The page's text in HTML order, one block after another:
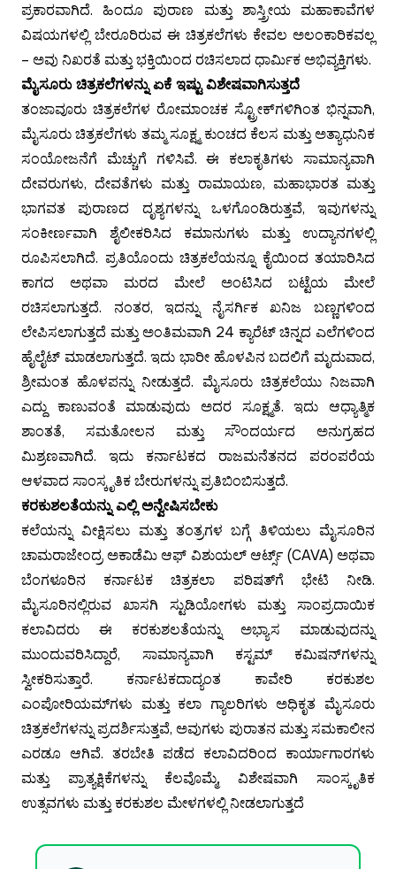
ಪ್ರಕಾರವಾಗಿದೆ. ಹಿಂದೂ ಪುರಾಣ ಮತ್ತು ಶಾಸ್ತ್ರೀಯ ಮಹಾಕಾವೆಗಳ
ವಿಷಯಗಳಲ್ಲಿ ಬೇರೂರಿರುವ ಈ ಚಿತ್ರಕಲೆಗಳು ಕೇವಲ ಅಲಂಕಾರಿಕವಲ್ಲ
– ಅವು ನಿಖರತೆ ಮತ್ತು ಭಕ್ತಿಯಿಂದ ರಚಿಸಲಾದ ಧಾರ್ಮಿಕ ಅಭಿವ್ಯಕ್ತಿಗಳು.
ಮೈಸೂರು ಚಿತ್ರಕಲೆಗಳನ್ನು ಏಕೆ ಇಷ್ಟು ವಿಶೇಷವಾಗಿಸುತ್ತದೆ
ತಂಜಾವೂರು ಚಿತ್ರಕಲೆಗಳ ರೋಮಾಂಚಕ ಸ್ಟ್ರೋಕ್‌ಗಳಿಗಿಂತ ಭಿನ್ನವಾಗಿ,
ಮೈಸೂರು ಚಿತ್ರಕಲೆಗಳು ತಮ್ಮ ಸೂಕ್ಷ್ಮ ಕುಂಚದ ಕೆಲಸ ಮತ್ತು ಅತ್ಯಾಧುನಿಕ
ಸಂಯೋಜನೆಗೆ ಮೆಚ್ಚುಗೆ ಗಳಿಸಿವೆ. ಈ ಕಲಾಕೃತಿಗಳು ಸಾಮಾನ್ಯವಾಗಿ
ದೇವರುಗಳು, ದೇವತೆಗಳು ಮತ್ತು ರಾಮಾಯಣ, ಮಹಾಭಾರತ ಮತ್ತು
ಭಾಗವತ ಪುರಾಣದ ದೃಶ್ಯಗಳನ್ನು ಒಳಗೊಂಡಿರುತ್ತವೆ, ಇವುಗಳನ್ನು
ಸಂಕೀರ್ಣವಾಗಿ ಶೈಲೀಕರಿಸಿದ ಕಮಾನುಗಳು ಮತ್ತು ಉದ್ಯಾನಗಳಲ್ಲಿ
ರೂಪಿಸಲಾಗಿದೆ. ಪ್ರತಿಯೊಂದು ಚಿತ್ರಕಲೆಯನ್ನೂ ಕೈಯಿಂದ ತಯಾರಿಸಿದ
ಕಾಗದ ಅಥವಾ ಮರದ ಮೇಲೆ ಅಂಟಿಸಿದ ಬಟ್ಟೆಯ ಮೇಲೆ
ರಚಿಸಲಾಗುತ್ತದೆ. ನಂತರ, ಇದನ್ನು ನೈಸರ್ಗಿಕ ಖನಿಜ ಬಣ್ಣಗಳಿಂದ
ಲೇಪಿಸಲಾಗುತ್ತದೆ ಮತ್ತು ಅಂತಿಮವಾಗಿ 24 ಕ್ಯಾರೆಟ್ ಚಿನ್ನದ ಎಲೆಗಳಿಂದ
ಹೈಲೈಟ್ ಮಾಡಲಾಗುತ್ತದೆ. ಇದು ಭಾರೀ ಹೊಳಪಿನ ಬದಲಿಗೆ ಮೃದುವಾದ,
ಶ್ರೀಮಂತ ಹೊಳಪನ್ನು ನೀಡುತ್ತದೆ. ಮೈಸೂರು ಚಿತ್ರಕಲೆಯು ನಿಜವಾಗಿ
ಎದ್ದು ಕಾಣುವಂತೆ ಮಾಡುವುದು ಅದರ ಸೂಕ್ಷ್ಮತೆ. ಇದು ಆಧ್ಯಾತ್ಮಿಕ
ಶಾಂತತೆ, ಸಮತೋಲನ ಮತ್ತು ಸೌಂದರ್ಯದ ಅನುಗ್ರಹದ
ಮಿಶ್ರಣವಾಗಿದೆ. ಇದು ಕರ್ನಾಟಕದ ರಾಜಮನೆತನದ ಪರಂಪರೆಯ
ಆಳವಾದ ಸಾಂಸ್ಕೃತಿಕ ಬೇರುಗಳನ್ನು ಪ್ರತಿಬಿಂಬಿಸುತ್ತದೆ.
ಕರಕುಶಲತೆಯನ್ನು ಎಲ್ಲಿ ಅನ್ವೇಷಿಸಬೇಕು
ಕಲೆಯನ್ನು ವೀಕ್ಷಿಸಲು ಮತ್ತು ತಂತ್ರಗಳ ಬಗ್ಗೆ ತಿಳಿಯಲು ಮೈಸೂರಿನ
ಚಾಮರಾಜೇಂದ್ರ ಅಕಾಡೆಮಿ ಆಫ್ ವಿಶುಯಲ್ ಆರ್ಟ್ಸ್ (CAVA) ಅಥವಾ
ಬೆಂಗಳೂರಿನ ಕರ್ನಾಟಕ ಚಿತ್ರಕಲಾ ಪರಿಷತ್‌ಗೆ ಭೇಟಿ ನೀಡಿ.
ಮೈಸೂರಿನಲ್ಲಿರುವ ಖಾಸಗಿ ಸ್ಟುಡಿಯೋಗಳು ಮತ್ತು ಸಾಂಪ್ರದಾಯಿಕ
ಕಲಾವಿದರು ಈ ಕರಕುಶಲತೆಯನ್ನು ಅಭ್ಯಾಸ ಮಾಡುವುದನ್ನು
ಮುಂದುವರಿಸಿದ್ದಾರೆ, ಸಾಮಾನ್ಯವಾಗಿ ಕಸ್ಟಮ್ ಕಮಿಷನ್‌ಗಳನ್ನು
ಸ್ವೀಕರಿಸುತ್ತಾರೆ. ಕರ್ನಾಟಕದಾದ್ಯಂತ ಕಾವೇರಿ ಕರಕುಶಲ
ಎಂಪೋರಿಯಮ್‌ಗಳು ಮತ್ತು ಕಲಾ ಗ್ಯಾಲರಿಗಳು ಅಧಿಕೃತ ಮೈಸೂರು
ಚಿತ್ರಕಲೆಗಳನ್ನು ಪ್ರದರ್ಶಿಸುತ್ತವೆ, ಅವುಗಳು ಪುರಾತನ ಮತ್ತು ಸಮಕಾಲೀನ
ಎರಡೂ ಆಗಿವೆ. ತರಬೇತಿ ಪಡೆದ ಕಲಾವಿದರಿಂದ ಕಾರ್ಯಾಗಾರಗಳು
ಮತ್ತು ಪ್ರಾತ್ಯಕ್ಷಿಕೆಗಳನ್ನು ಕೆಲವೊಮ್ಮೆ, ವಿಶೇಷವಾಗಿ ಸಾಂಸ್ಕೃತಿಕ
ಉತ್ಸವಗಳು ಮತ್ತು ಕರಕುಶಲ ಮೇಳಗಳಲ್ಲಿ ನೀಡಲಾಗುತ್ತದೆ